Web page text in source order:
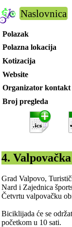
Naslovnica
Polazak
Polazna lokacija
Kotizacija
Website
Organizator kontakt
Broj pregleda
4.
Grad Valpovo,
Nard i Zajednica
Četvrtu valpovačku
Biciklijada će se
početkom u 10 sati.